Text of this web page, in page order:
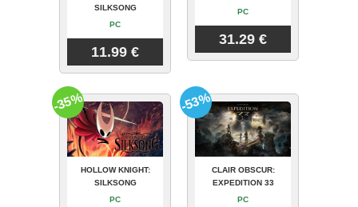
SILKSONG
PC
11.99 €
PC
31.29 €
HOLLOW KNIGHT:
SILKSONG
PC
-35%
CLAIR OBSCUR:
EXPEDITION 33
PC
-53%